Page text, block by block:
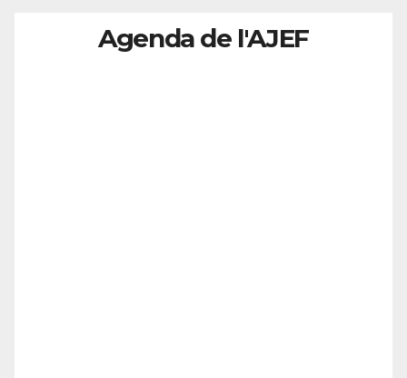
Agenda de l'AJEF